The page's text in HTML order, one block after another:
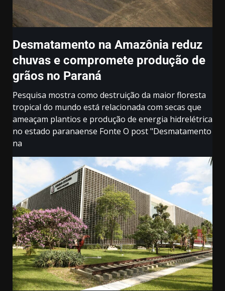
Desmatamento na Amazônia reduz
chuvas e compromete produção de
grãos no Paraná
Pesquisa mostra como destruição da maior floresta
tropical do mundo está relacionada com secas que
ameaçam plantios e produção de energia hidrelétrica
no estado paranaense Fonte O post "Desmatamento
na